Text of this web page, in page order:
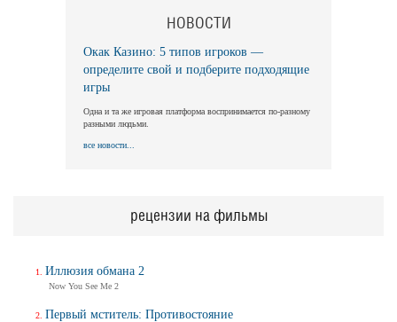
НОВОСТИ
Окак Казино: 5 типов игроков —
определите свой и подберите подходящие
игры
Одна и та же игровая платформа воспринимается по-разному
разными людьми.
все новости...
рецензии на фильмы
Иллюзия обмана 2
Now You See Me 2
Первый мститель: Противостояние